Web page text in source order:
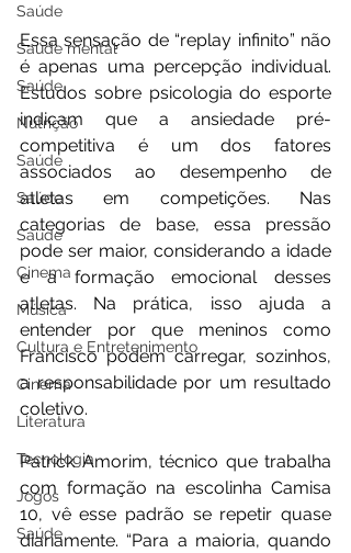
Saúde
Saúde mental
Saúde
Nutrição
Saúde
Saúde
Saúde
Cinema
Música
Cultura e Entretenimento
Cinema
Literatura
Tecnologia
Jogos
Saúde
Essa sensação de “replay infinito” não
é apenas uma percepção individual.
Estudos sobre psicologia do esporte
indicam que a ansiedade pré-
competitiva é um dos fatores
associados ao desempenho de
atletas em competições. Nas
categorias de base, essa pressão
pode ser maior, considerando a idade
e a formação emocional desses
atletas. Na prática, isso ajuda a
entender por que meninos como
Francisco podem carregar, sozinhos,
a responsabilidade por um resultado
coletivo.
Patrick Amorim, técnico que trabalha
com formação na escolinha Camisa
10, vê esse padrão se repetir quase
diariamente. “Para a maioria, quando